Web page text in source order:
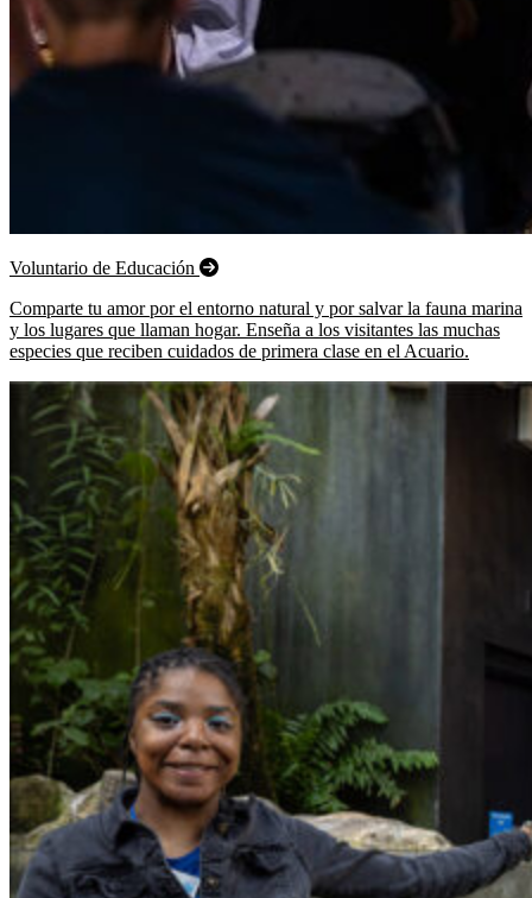
Voluntario de Educación
Comparte tu amor por el entorno natural y por salvar la fauna marina
y los lugares que llaman hogar. Enseña a los visitantes las muchas
especies que reciben cuidados de primera clase en el Acuario.